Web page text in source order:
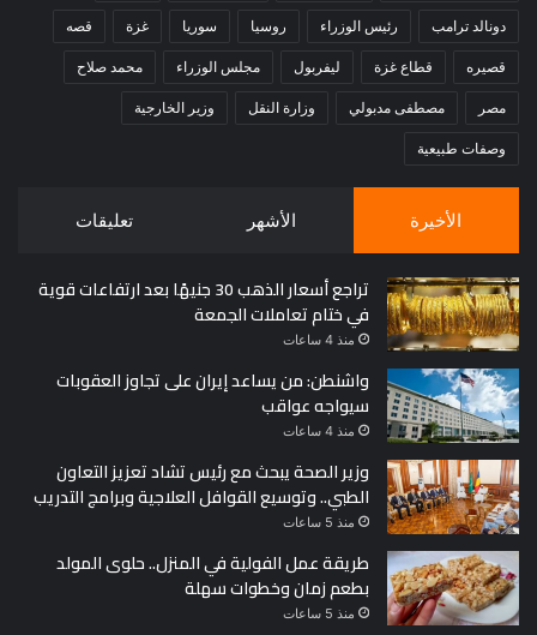
دونالد ترامب رئيس الوزراء روسيا سوريا غزة قصه
قصيره قطاع غزة ليفربول مجلس الوزراء محمد صلاح
مصر مصطفى مدبولي وزارة النقل وزير الخارجية
وصفات طبيعية
الأخيرة الأشهر تعليقات
تراجع أسعار الذهب 30 جنيهًا بعد ارتفاعات قوية
في ختام تعاملات الجمعة
منذ 4 ساعات
واشنطن: من يساعد إيران على تجاوز العقوبات
سيواجه عواقب
منذ 4 ساعات
وزير الصحة يبحث مع رئيس تشاد تعزيز التعاون
الطبي.. وتوسيع القوافل العلاجية وبرامج التدريب
منذ 5 ساعات
طريقة عمل الفولية في المنزل.. حلوى المولد
بطعم زمان وخطوات سهلة
منذ 5 ساعات